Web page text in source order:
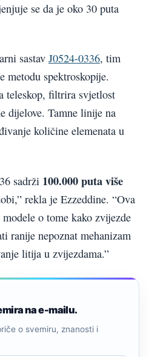
se da je oko 30 puta
sastav J0524-0336, tim
metodu spektroskopije.
teleskop, filtrira svjetlost
dijelove. Tamne linije na
količine elemenata u
sadrži 100.000 puta više
rekla je Ezzeddine. “Ova
o tome kako zvijezde
ranije nepoznat mehanizam
litija u zvijezdama.”
na e-mailu.
o svemiru, znanosti i